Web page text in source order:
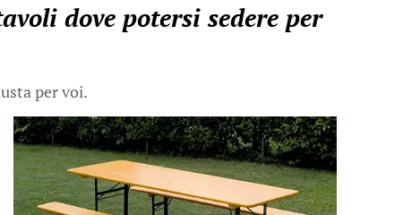
dove potersi sedere per
per voi.